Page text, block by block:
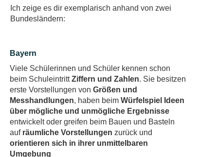
Ich zeige es dir exemplarisch anhand von zwei
Bundesländern:
Bayern
Viele Schülerinnen und Schüler kennen schon
beim SchuleintrittZiffern und Zahlen. Sie besitzen
erste Vorstellungen von Größen und
Messhandlungen, haben beim Würfelspiel Ideen
über mögliche und unmögliche Ergebnisse
entwickelt oder greifen beim Bauen und Basteln
auf räumliche Vorstellungen zurück und
orientieren sich in ihrer unmittelbaren
Umgebung